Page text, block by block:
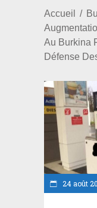
Accueil
Au Burkina
Défense
24 août